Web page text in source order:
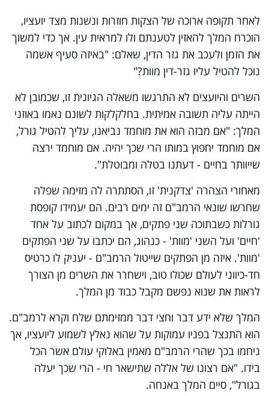
לאחר תקופה ארוכה של הצקות חוזרות ונשנות מצד יועציו,
הוכרח המלך להאזין לטענתם ולו למראית עין. אך כדי למשוך
את הזמן ולעכב את גזר הדין, שאלם: "באיזה סעיף אשמה
נוכל להטיל עליו גזר-דין מוות?"
השרים והיועצים לא התרגשו משאלה הגיונית זו, שכמובן לא
הייתה עליה תשובה אמיתית. בחלקלקות לשונם נאמו באוזני
המלך: "אם מבזה הוא את מוחמד נביאנו, עליך להטיל גורל,
אם מוחמד יחפוץ במותו הרי שכך יהיה. אם מוחמד ירצה
שייוותר בחיים - דעתנו בטלה ומבוטלת".
מאחורי הצהרה 'צדקנית' זו, הסתתרה לה מזימה שפלה
שחרשו שונאי הרמב"ם זה ימים רבים. הם יעמידו קופסת
גורלות כשבתוכה שני פתקים, אך במקום לכתוב על אחד
'חיים' ועל השני 'מוות' - כנהוג, הם יכתבו על שני הפתקים
'מוות'. איזה מן הפתקים שייטול הרמב"ם - יעניק לו כרטיס
חד-כיווני לעולם שכולו טוב, וישחרר את השרים מן הצורך
לראות את שנוא נפשם מקבל כבוד מן המלך.
המלך שלא ידע דבר וחצי דבר ממזימתם שלח וקרא לרמב"ם.
הוא התנצל בפניו עמוקות על שהוא נאלץ לשמוע ליועציו, אך
ניחמו בכך שהרי הרמב"ם מאמין באלוקי עולם אשר הכל
בידו. "אם רצונו של אללה שתישאר חי - הרי שכך יעלה
בגורל", סיים המלך באנחה.